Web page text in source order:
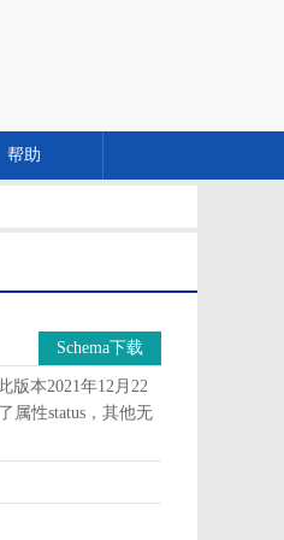
帮助
Schema下载
版本2021年12月22
属性status，其他无